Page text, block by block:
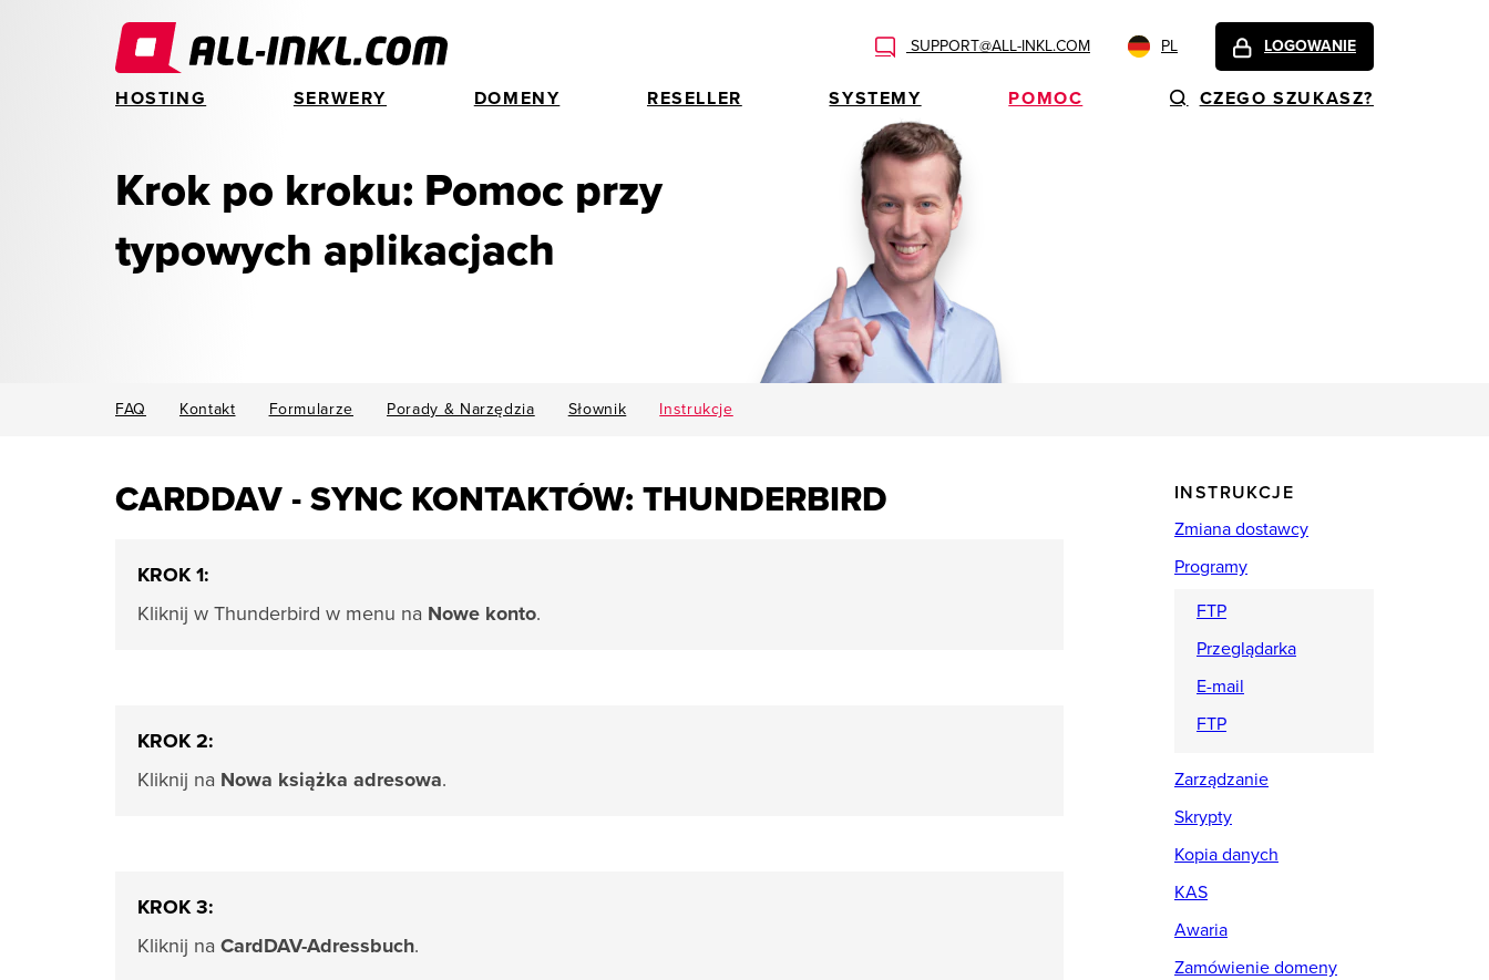
SUPPORT@ALL-INKL.COM PL LOGOWANIE
HOSTING SERWERY DOMENY RESELLER SYSTEMY POMOC CZEGO SZUKASZ?
Krok po kroku: Pomoc przy
typowych aplikacjach
FAQ Kontakt Formularze Porady & Narzędzia Słownik Instrukcje
CARDDAV - SYNC KONTAKTÓW: THUNDERBIRD
KROK 1:
Kliknij w Thunderbird w menu na Nowe konto.
KROK 2:
Kliknij na Nowa książka adresowa.
KROK 3:
Kliknij na CardDAV-Adressbuch.
INSTRUKCJE
Zmiana dostawcy
Programy
FTP
Przeglądarka
E-mail
FTP
Zarządzanie
Skrypty
Kopia danych
KAS
Awaria
Zamówienie domeny